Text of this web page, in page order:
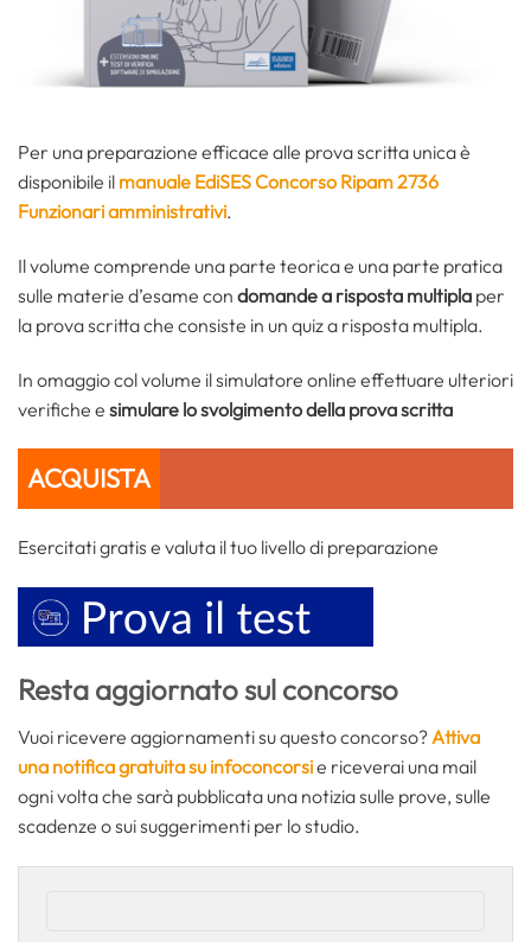
Per una preparazione efficace alle prova scritta unica è
disponibile il manuale EdiSES Concorso Ripam 2736
Funzionari amministrativi.
Il volume comprende una parte teorica e una parte pratica
sulle materie d’esame con domande a risposta multipla per
la prova scritta che consiste in un quiz a risposta multipla.
In omaggio col volume il simulatore online effettuare ulteriori
verifiche e simulare lo svolgimento della provascritta
ACQUISTA
Esercitati gratis e valuta il tuo livello di preparazione
Resta aggiornato sul concorso
Vuoi ricevere aggiornamenti su questo concorso?Attiva
una notifica gratuita su infoconcorsie riceverai una mail
ogni volta che sarà pubblicata una notizia sulle prove, sulle
scadenze o sui suggerimenti per lo studio.